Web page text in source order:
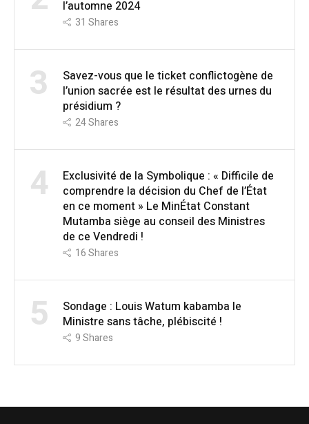
l’automne 2024
31 Shares
3
Savez-vous que le ticket conflictogène de
l’union sacrée est le résultat des urnes du
présidium ?
24Shares
4
Exclusivité de la Symbolique : « Difficile de
comprendre la décision du Chef de l’État
en ce moment » Le MinÉtat Constant
Mutamba siège au conseil des Ministres
de ce Vendredi !
16Shares
5
Sondage : Louis Watum kabamba le
Ministre sans tâche, plébiscité !
9Shares